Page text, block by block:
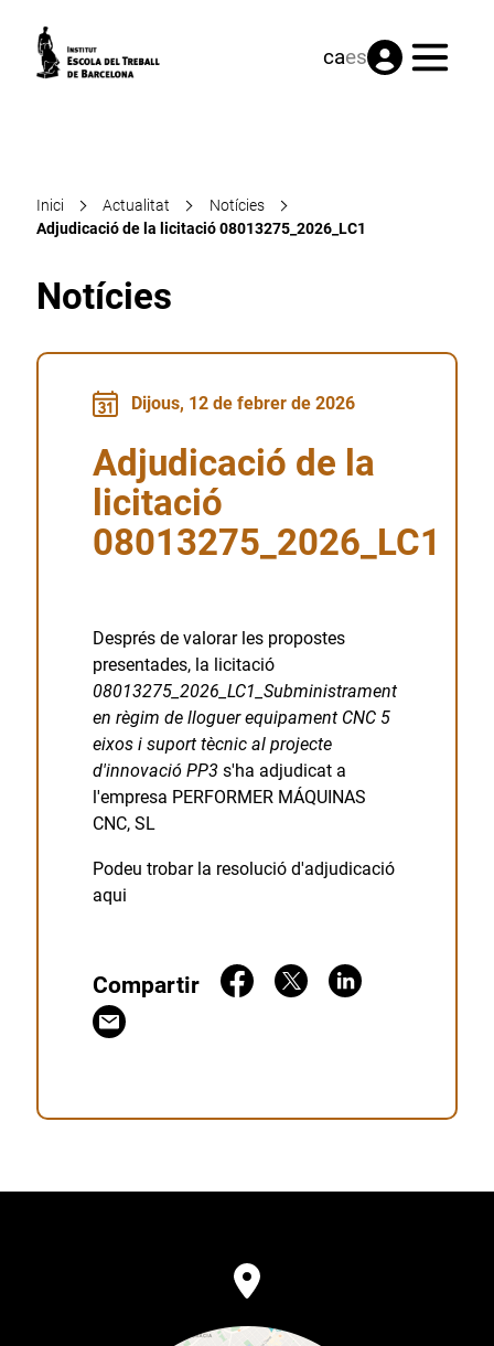
caes Menú
Inici Actualitat
Notícies
Adjudicació de la licitació 08013275_2026_LC1
Notícies
Dijous, 12 de febrer de 2026
Adjudicació de la
licitació
08013275_2026_LC1
Després de valorar les propostes
presentades, la licitació
08013275_2026_LC1_Subministrament
en règim de lloguer equipament CNC 5
eixos i suport tècnic al projecte
d'innovació PP3 s'ha adjudicat a
l'empresa PERFORMER MÁQUINAS
CNC, SL
Podeu trobar la resolució d'adjudicació
aqui
Compartir